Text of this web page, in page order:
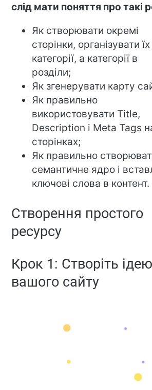
слід мати поняття про такі
Як створювати окремі
сторінки, організувати
категорії, а категорії в
розділи;
Як згенерувати карту
Як правильно
використовувати Title,
Description і Meta Tags
сторінках;
Як правильно
семантичне ядро і
ключові слова в контент.
Створення простого
ресурсу
Крок 1: Створіть ідею
вашого сайту